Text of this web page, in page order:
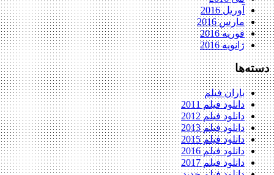
آوریل 2016
مارس 2016
فوریه 2016
ژانویه 2016
دسته‌ها
باران فیلم
دانلود فیلم 2011
دانلود فیلم 2012
دانلود فیلم 2013
دانلود فیلم 2015
دانلود فیلم 2016
دانلود فیلم 2017